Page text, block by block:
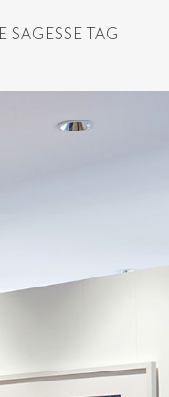
SAGESSE TAG